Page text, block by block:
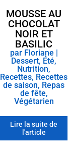
MOUSSE AU
CHOCOLAT
NOIR ET
BASILIC
par Floriane
Dessert, Été,
Nutrition,
Recettes, Recettes
de saison, Repas
de fête,
Végétarien
Lire la suite de
l'article